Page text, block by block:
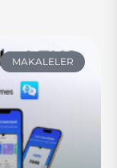
MAKALELER